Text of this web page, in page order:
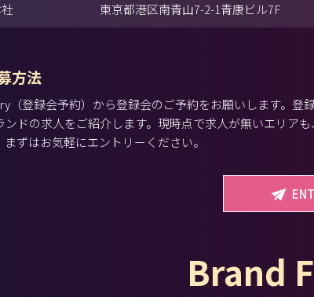
東京都港区南青山7-2-1青康ビル7F
方法
（登録会予約）から登録会のご予約をお願いします。
ンドの求人をご紹介します。現時点で求人が無いエリア
まずはお気軽にエントリーください。
Brand